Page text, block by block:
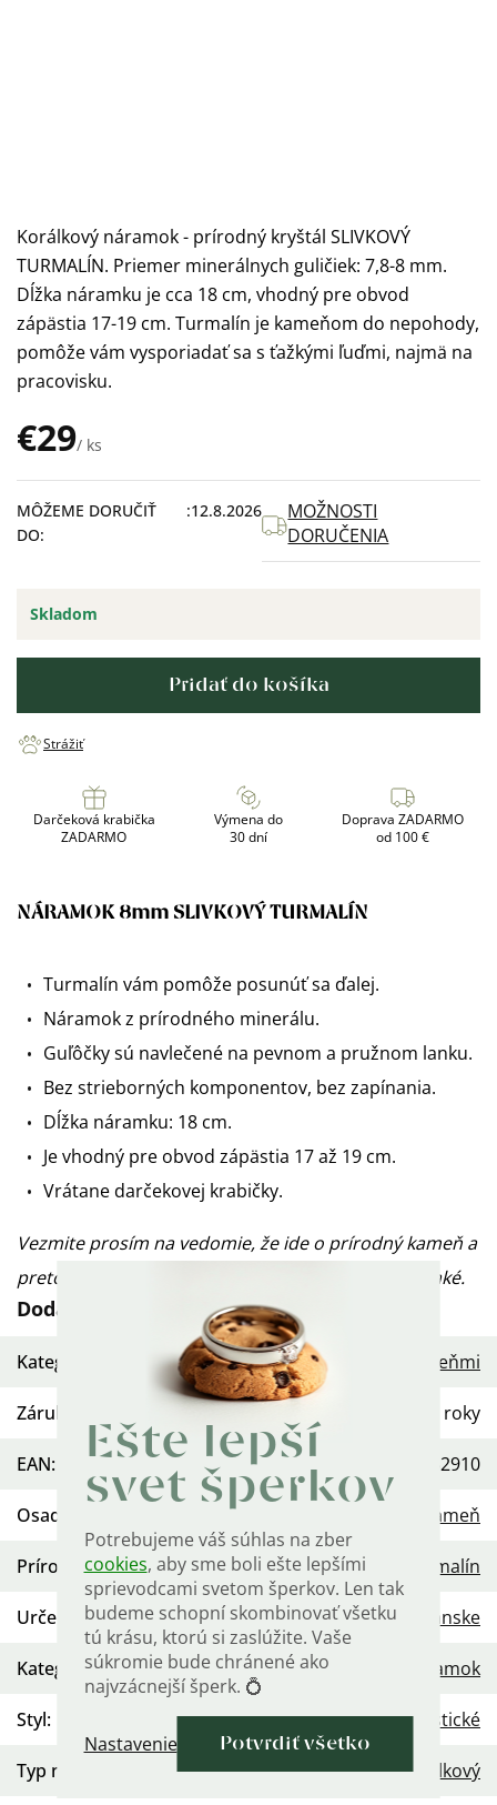
Ešte lepší
svet šperkov
Potrebujeme váš súhlas na zber
cookies, aby sme boli ešte lepšími
sprievodcami svetom šperkov. Len tak
budeme schopní skombinovať všetku
tú krásu, ktorú si zaslúžite. Vaše
súkromie bude chránené ako
najvzácnejší šperk. 💍
Nastavenie Potvrdiť všetko
€29/ ks
Jednotková
cena:
Skladom
MÔŽEME DORUČIŤ
DO:
12.8.2026
MOŽNOSTI
DORUČENIA
Pridať do košíka
Korálkový náramok - prírodný kryštál SLIVKOVÝ
TURMALÍN. Priemer minerálnych guličiek: 7,8-8 mm.
Dĺžka náramku je cca 18 cm, vhodný pre obvod
zápästia 17-19 cm. Turmalín je kameňom do nepohody,
pomôže vám vysporiadať sa s ťažkými ľuďmi, najmä na
pracovisku.
Strážiť
Darčeková krabička
ZADARMO
Výmena do
30 dní
Doprava ZADARMO
od 100 €
NÁRAMOK 8mm SLIVKOVÝ TURMALÍN
Turmalín vám pomôže posunúť sa ďalej.
Náramok z prírodného minerálu.
Guľôčky sú navlečené na pevnom a pružnom lanku.
Bez strieborných komponentov, bez zapínania.
Dĺžka náramku: 18 cm.
Je vhodný pre obvod zápästia 17 až 19 cm.
Vrátane darčekovej krabičky.
Vezmite prosím na vedomie, že ide o prírodný kameň a
preto štruktúra aj farba kameňa nie sú nikdy rovnaké.
Dodatočné parametre
Kategória Šperky s drahými kameňmi
Záruka 2 roky
EAN: 568754452910
Osadenie Prírodný kameň
Prírodný kameň Turmalín
Určenie : Dámske Pánske
Kategória: Náramok
Styl: Minimalistické
Typ náramku Korálkový